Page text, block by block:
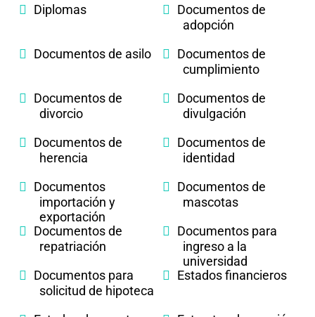
Diplomas
Documentos de
adopción
Documentos de asilo
Documentos de
cumplimiento
Documentos de
divorcio
Documentos de
divulgación
Documentos de
herencia
Documentos de
identidad
Documentos
importación y
exportación
Documentos de
mascotas
Documentos de
repatriación
Documentos para
ingreso a la
universidad
Documentos para
solicitud de hipoteca
Estados financieros